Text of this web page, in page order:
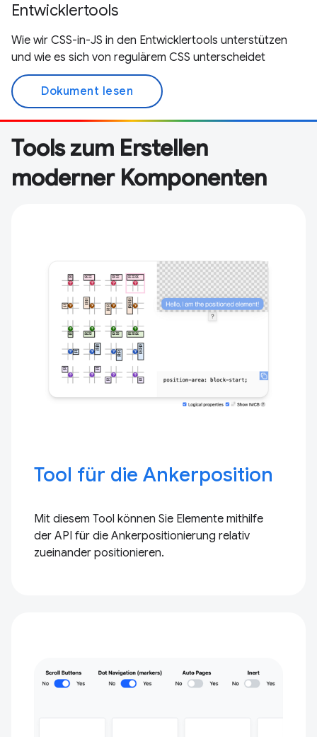
Entwicklertools
Wie wir CSS-in-JS in den Entwicklertools unterstützen
und wie es sich von regulärem CSS unterscheidet
Dokument lesen
Tools zum Erstellen
moderner Komponenten
Tool für die Ankerposition
Mit diesem Tool können Sie Elemente mithilfe
der API für die Ankerpositionierung relativ
zueinander positionieren.